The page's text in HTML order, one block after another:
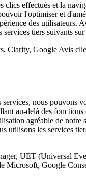
clics effectués et la
l'optimiser et
des utilisateurs.
services tiers suivants
Clarity, Google Avis
services, nous pouvons
au-delà des fonctions
agréable de notre
utilisons les services
UET (Universal
Microsoft, Google